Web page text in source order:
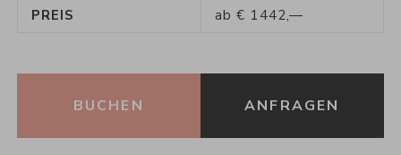
PREIS
ab€ 1442,—
BUCHEN ANFRAGEN